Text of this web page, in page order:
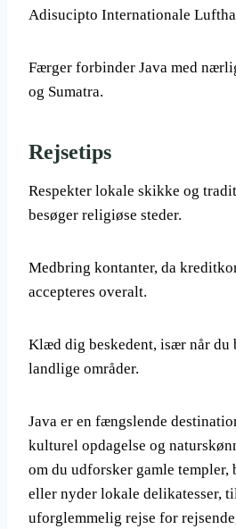
Adisucipto Internationale
Færger forbinder Java med
og Sumatra.
Rejsetips
Respekter lokale skikke og
besøger religiøse steder.
Medbring kontanter, da
accepteres overalt.
Klæd dig beskedent, især når du
landlige områder.
Java er en fængslende
kulturel opdagelse og
om du udforsker gamle templer,
eller nyder lokale delikatesser,
uforglemmelig rejse for